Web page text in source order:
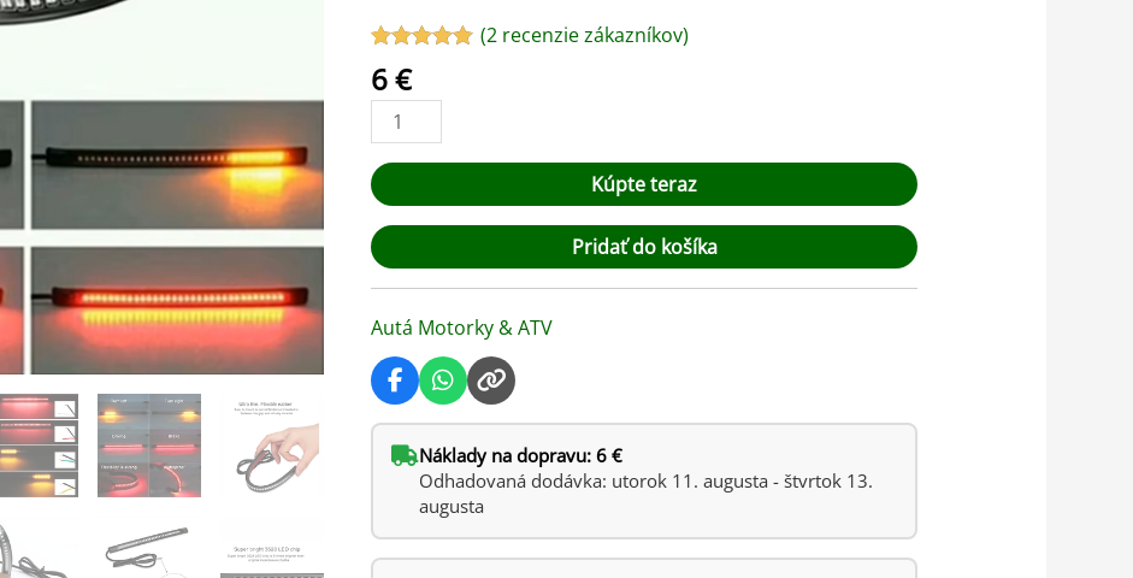
5.00z 5 na
základe
zákazníckych
recenzií
(2recenzie zákazníkov)
6€
–
brzdové,
obrysové
svetlo
pre
moto,
skúter,
Kúpte teraz
Pridať do košíka
Autá Motorky & ATV
Náklady na dopravu: 6 €
Odhadovaná dodávka: utorok 11. augusta - štvrtok 13.
augusta